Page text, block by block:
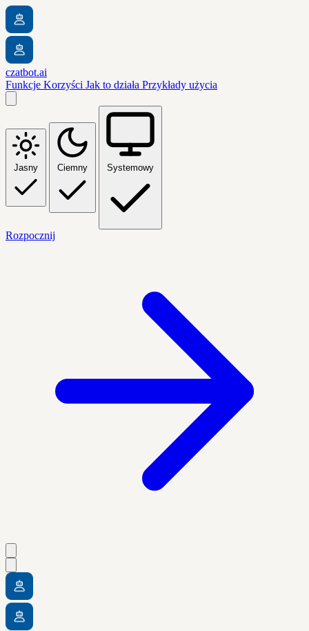
czatbot.ai
Funkcje Korzyści Jak to działa Przykłady użycia
Jasny Ciemny Systemowy
Rozpocznij